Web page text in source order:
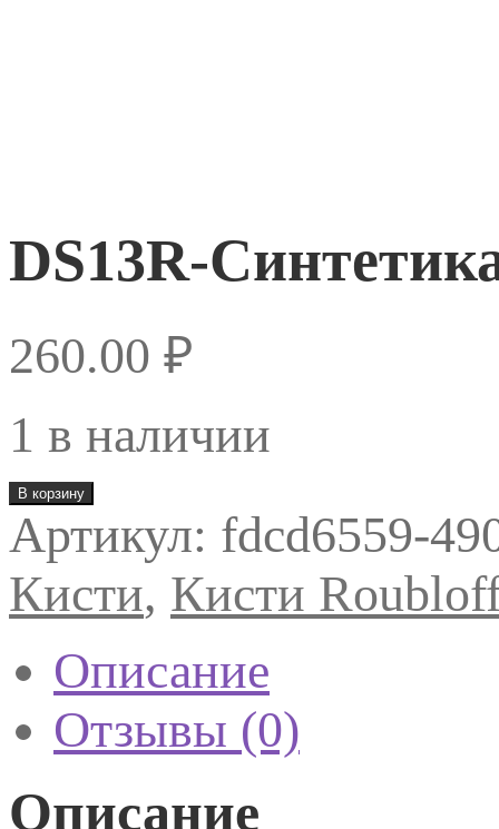
DS13R-
260.00 ₽
1 в наличии
Количество
товара
DS13R-
Синтетика
№2
В корзину
Артикул: fdcd6559-
Кисти, Кисти
Описание
Отзывы (0)
Описание